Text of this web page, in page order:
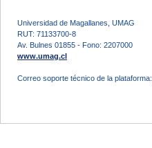
Universidad de Magallanes, UMAG
RUT: 71133700-8
Av. Bulnes 01855 - Fono: 2207000
www.umag.cl
Correo soporte técnico de la plataforma: